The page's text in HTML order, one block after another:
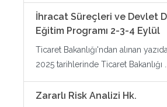
İhracat Süreçleri ve Devlet
Eğitim Programı 2-3-4 Eylül
Ticaret Bakanlığı'ndan alınan
2025 tarihlerinde Ticaret Bakanlığı ...
Zararlı Risk Analizi Hk.